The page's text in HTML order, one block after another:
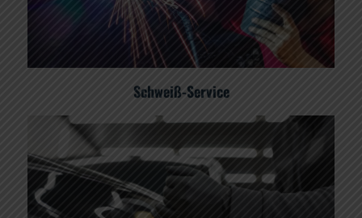
Schweiß-Service